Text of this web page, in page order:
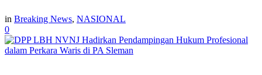
in Breaking News, NASIONAL
0